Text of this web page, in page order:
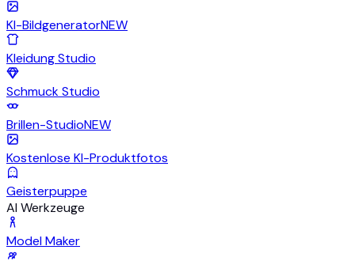
KI-BildgeneratorNEW
Kleidung Studio
Schmuck Studio
Brillen-StudioNEW
Kostenlose KI-Produktfotos
Geisterpuppe
AI Werkzeuge
Model Maker